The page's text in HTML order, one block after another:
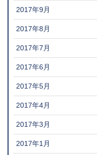
2017年9月
2017年8月
2017年7月
2017年6月
2017年5月
2017年4月
2017年3月
2017年1月